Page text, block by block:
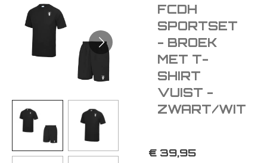
FCDH
SPORTSET
- BROEK
MET T-
SHIRT
VUIST -
ZWART/WIT
€ 39,95